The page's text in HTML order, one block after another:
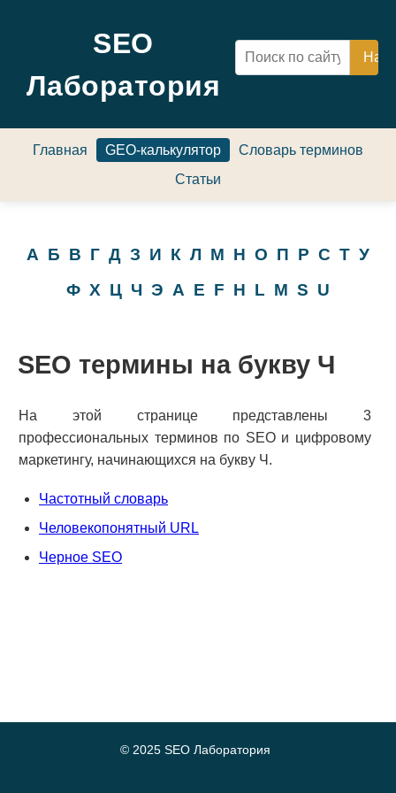
SEO
Лаборатория
Главная GEO-калькулятор
Словарь терминов
Статьи
А Б В Г Д З И К Л М Н О П Р С Т У
Ф Х Ц Ч Э A E F H L M S U
SEO термины на букву Ч
На этой странице представлены 3
профессиональных терминов по SEO и цифровому
маркетингу, начинающихся на букву Ч.
Частотный словарь
Человекопонятный URL
Черное SEO
© 2025 SEO Лаборатория